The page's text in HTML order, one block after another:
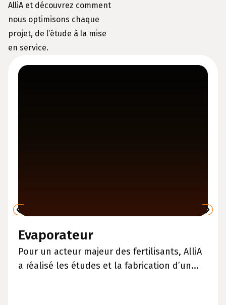
AlliA et découvrez comment
nous optimisons chaque
projet, de l’étude à la mise
en service.
Evaporateur
Pour un acteur majeur des fertilisants, AlliA
a réalisé les études et la fabrication d’un...